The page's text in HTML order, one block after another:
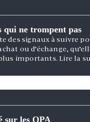
qui ne trompent pas
des signaux à suivre
ou d’échange,
importants.Lire la
sur les OPA